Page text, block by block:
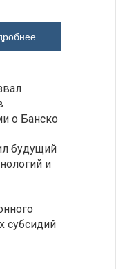
о Банско
будущий
и
субсидий